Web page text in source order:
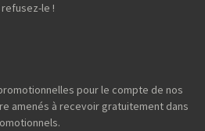
le !
pour le compte de nos
amenés à recevoir gratuitement dans